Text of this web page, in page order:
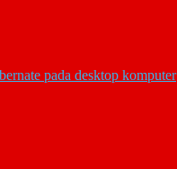
pada desktop komputer